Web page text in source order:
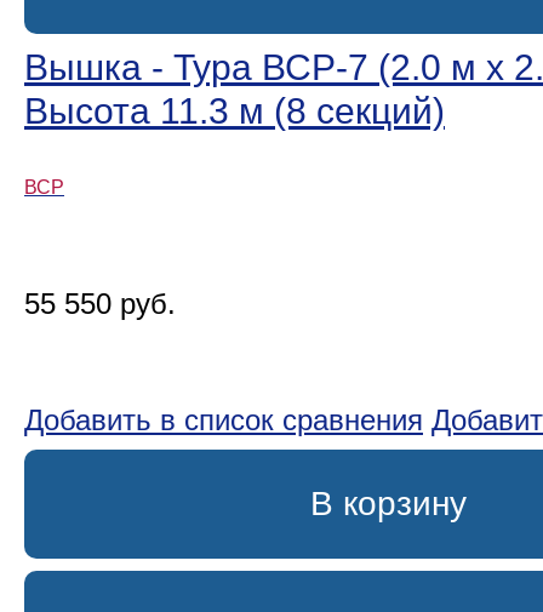
Вышка - Тура ВСР-7 (2.0 м х
Высота 11.3 м (8 секций)
ВСР
55 550 руб.
Добавить в список сравнения
В корзину